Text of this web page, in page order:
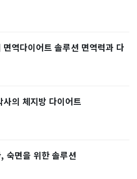
면역다이어트 솔루션 면역력과 다
사의 체지방 다이어트
숙면을 위한 솔루션